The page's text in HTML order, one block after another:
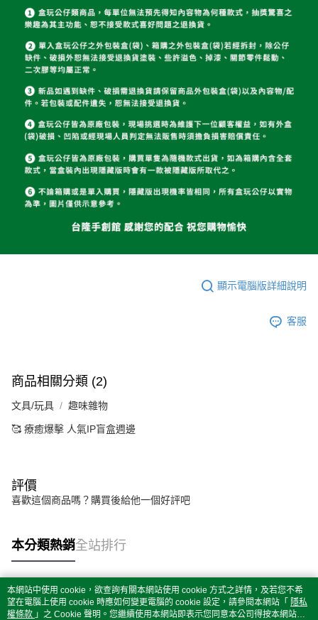
顯示電腦版詳細說明
客服
商品相關分類 (2)
文具/玩具 趣味雜物
🥰 療癒爆擊 人氣IP盲盒週邊
評價
喜歡這個商品嗎？購買後給他一個好評吧
本分類熱銷全站排行
熱門標籤
本網站中使用 cookie，欲查詢有關本網站使用 cookie 方式之詳情，及若您不希
望在電腦上使用 cookie 時應如何變更電腦的 cookie 設定，請參閱本網站「 隱私
權條款 」之 Cookie 聲明。您繼續使用本網站即表示您同意本公司得按本網站使